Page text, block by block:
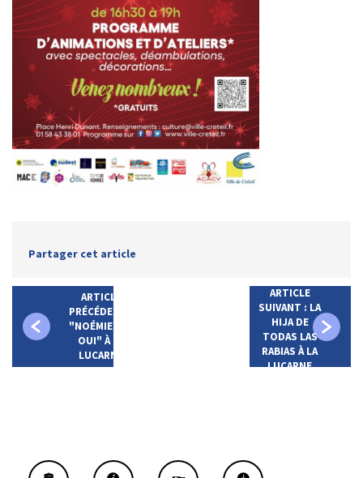
Partager cet article
ARTICLE
PRÉCÉDENT :
"NOÉMIE DIT
OUI" À LA
LUCARNE
ARTICLE
SUIVANT : LA
HIJA DE
TODAS LAS
RABIAS À LA
LUCARNE